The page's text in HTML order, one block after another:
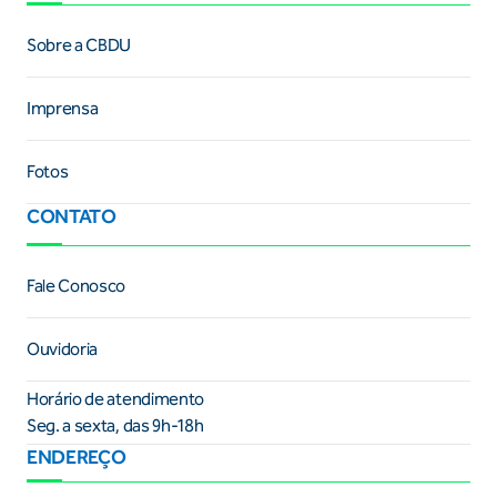
Sobre a CBDU
Imprensa
Fotos
CONTATO
Fale Conosco
Ouvidoria
Horário de atendimento
Seg. a sexta, das 9h-18h
ENDEREÇO